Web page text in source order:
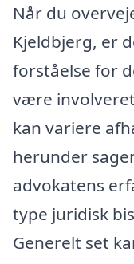
Når du
Kjeldbjerg, er
forståelse for
være
kan variere
herunder
advokatens
type juridisk
Generelt set